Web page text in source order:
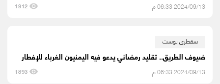
2024/09/13 06:33 م 1912
سقطرى بوست
ضيوف الطريق.. تقليد رمضاني يدعو فيه اليمنيون الغرباء للإفطار
2024/09/13 06:33 م 1893